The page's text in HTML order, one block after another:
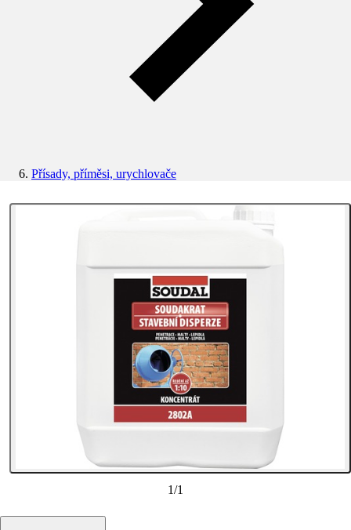
Přísady, příměsi, urychlovače
1/1